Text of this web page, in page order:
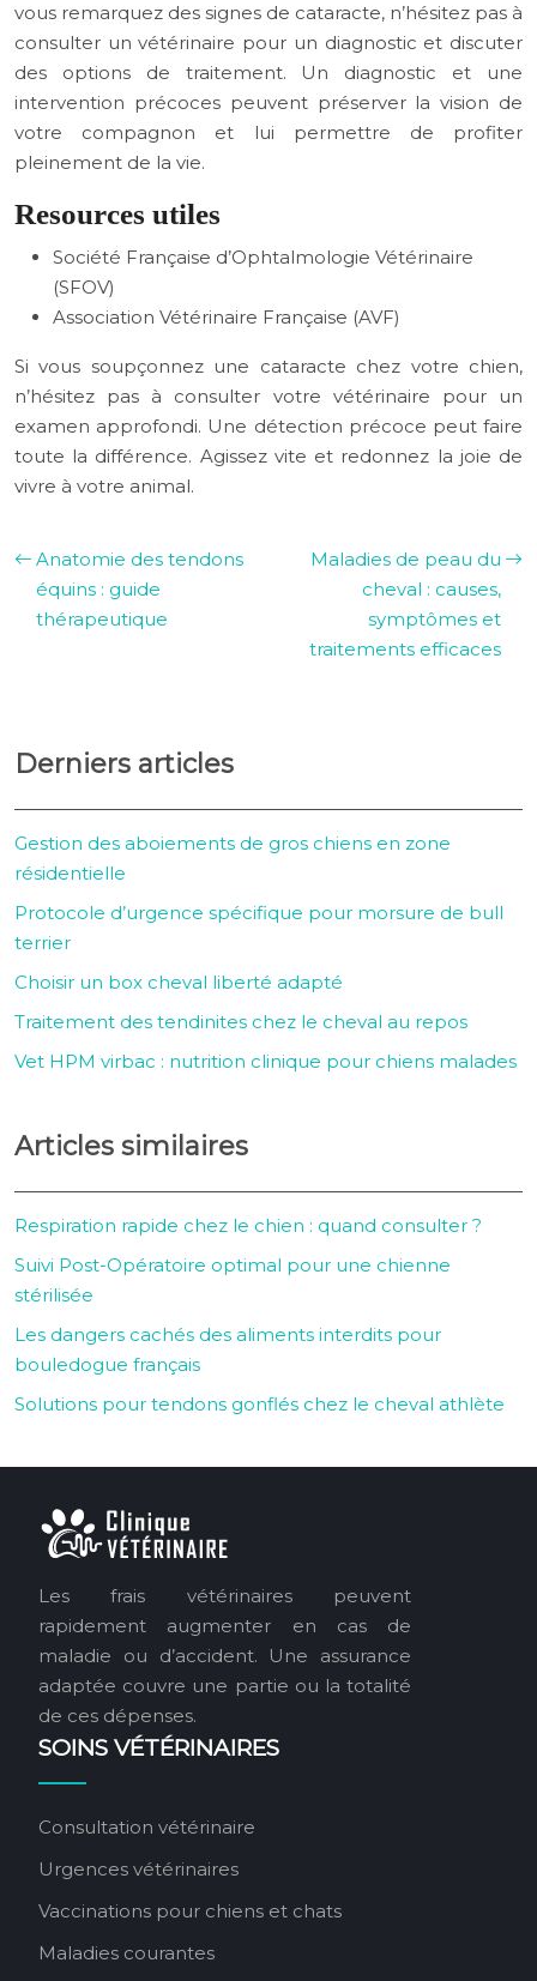
vous remarquez des signes de cataracte, n’hésitez pas à
consulter un vétérinaire pour un diagnostic et discuter
des options de traitement. Un diagnostic et une
intervention précoces peuvent préserver la vision de
votre compagnon et lui permettre de profiter
pleinement de la vie.
Resources utiles
Société Française d’Ophtalmologie Vétérinaire
(SFOV)
Association Vétérinaire Française (AVF)
Si vous soupçonnez une cataracte chez votre chien,
n’hésitez pas à consulter votre vétérinaire pour un
examen approfondi. Une détection précoce peut faire
toute la différence. Agissez vite et redonnez la joie de
vivre à votre animal.
Anatomie des tendons
équins : guide
thérapeutique
Maladies de peau du
cheval : causes,
symptômes et
traitements efficaces
Derniers articles
Gestion des aboiements de gros chiens en zone
résidentielle
Protocole d’urgence spécifique pour morsure de bull
terrier
Choisir un box cheval liberté adapté
Traitement des tendinites chez le cheval au repos
Vet HPM virbac : nutrition clinique pour chiens malades
Articles similaires
Respiration rapide chez le chien : quand consulter ?
Suivi Post-Opératoire optimal pour une chienne
stérilisée
Les dangers cachés des aliments interdits pour
bouledogue français
Solutions pour tendons gonflés chez le cheval athlète
Les frais vétérinaires peuvent
rapidement augmenter en cas de
maladie ou d’accident. Une assurance
adaptée couvre une partie ou la totalité
de ces dépenses.
SOINS VÉTÉRINAIRES
Consultation vétérinaire
Urgences vétérinaires
Vaccinations pour chiens et chats
Maladies courantes